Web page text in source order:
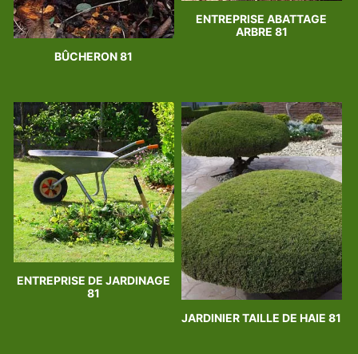
BÛCHERON 81
ENTREPRISE ABATTAGE
ARBRE 81
ENTREPRISE DE JARDINAGE
81
JARDINIER TAILLE DE HAIE 81